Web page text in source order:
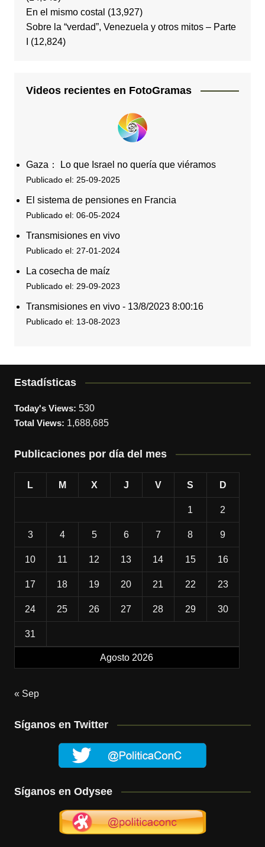
En el mismo costal (13,927)
Sobre la “verdad”, Venezuela y otros mitos – Parte
(12,824)
Videos recientes en FotoGramas
Gaza： Lo que Israel no quería que viéramos
Publicado el: 25-09-2025
El sistema de pensiones en Francia
Publicado el: 06-05-2024
Transmisiones en vivo
Publicado el: 27-01-2024
La cosecha de maíz
Publicado el: 29-09-2023
Transmisiones en vivo - 13/8/2023 8:00:16
Publicado el: 13-08-2023
Estadísticas
Today's Views: 530
Total Views: 1,688,685
Publicaciones por día del mes
Agosto 2026
L M X J V S D
1 2
3 4 5 6 7 8 9
10 11 12 13 14 15 16
17 18 19 20 21 22 23
24 25 26 27 28 29 30
31
« Sep
Síganos en Twitter
Síganos en Odysee